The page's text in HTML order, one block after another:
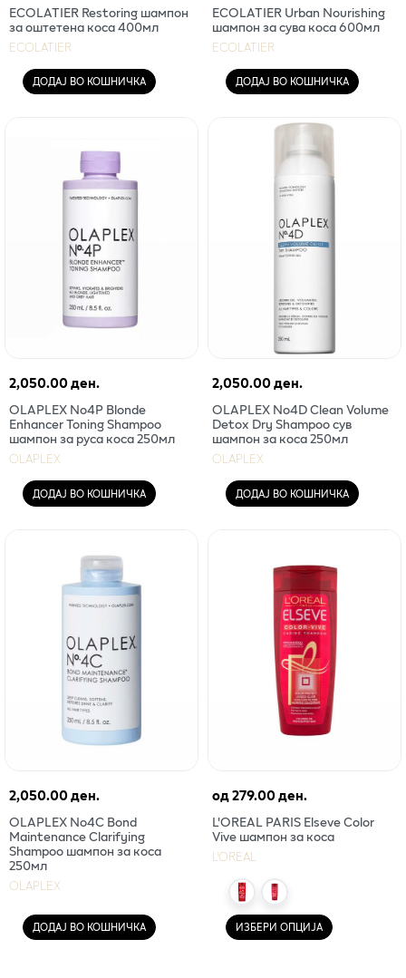
ECOLATIER Restoring шампон
за оштетена коса 400мл
ECOLATIER
ДОДАЈ ВО КОШНИЧКА
ECOLATIER Urban Nourishing
шампон за сува коса 600мл
ECOLATIER
ДОДАЈ ВО КОШНИЧКА
2,050.00 ден.
OLAPLEX No4P Blonde
Enhancer Toning Shampoo
шампон за руса коса 250мл
OLAPLEX
ДОДАЈ ВО КОШНИЧКА
2,050.00 ден.
OLAPLEX No4D Clean Volume
Detox Dry Shampoo сув
шампон за коса 250мл
OLAPLEX
ДОДАЈ ВО КОШНИЧКА
2,050.00 ден.
OLAPLEX No4C Bond
Maintenance Clarifying
Shampoo шампон за коса
250мл
OLAPLEX
ДОДАЈ ВО КОШНИЧКА
од279.00 ден.
L'OREAL PARIS Elseve Color
Vive шампон за коса
L'OREAL
ИЗБЕРИ ОПЦИЈА